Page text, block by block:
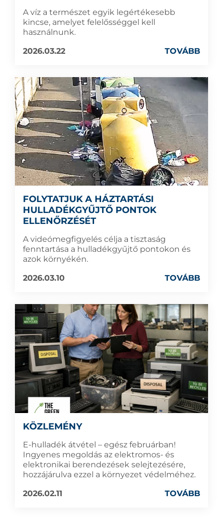
A víz a természet egyik legértékesebb
kincse, amelyet felelősséggel kell
használnunk.
2026.03.22
TOVÁBB
FOLYTATJUK A HÁZTARTÁSI
HULLADÉKGYŰJTŐ PONTOK
ELLENŐRZÉSÉT
A videómegfigyelés célja a tisztaság
fenntartása a hulladékgyűjtő pontokon és
azok környékén.
2026.03.10
TOVÁBB
KÖZLEMÉNY
E-hulladék átvétel – egész februárban!
Ingyenes megoldás az elektromos- és
elektronikai berendezések selejtezésére,
hozzájárulva ezzel a környezet védelméhez.
2026.02.11
TOVÁBB